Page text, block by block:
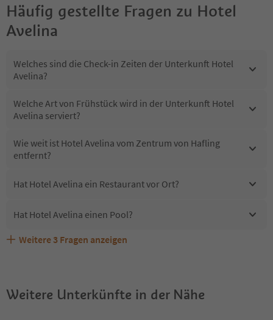
Häufig gestellte Fragen zu Hotel
Avelina
Welches sind die Check-in Zeiten der Unterkunft Hotel
Avelina?
Welche Art von Frühstück wird in der Unterkunft Hotel
Avelina serviert?
Wie weit ist Hotel Avelina vom Zentrum von Hafling
entfernt?
Hat Hotel Avelina ein Restaurant vor Ort?
Hat Hotel Avelina einen Pool?
Sind Haustiere in der Unterkunft Hotel Avelina erlaubt?
Welche Services bietet Hotel Avelina?
Erhalten die Gäste von Hotel Avelina einen Südtirol
Weitere 3 Fragen anzeigen
Weitere Unterkünfte in der Nähe